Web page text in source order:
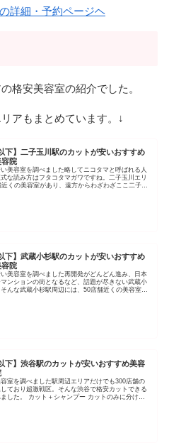
詳細・予約ページヘ
格安美容室の紹介でした。
アもまとめています。↓
下】二子玉川駅のカットが安いおすすめ
容院
美容室を調べました略してニコタマと呼ばれる人
な読み方はフタコタマガワですね。二子玉川エリ
近くの美容室があり、遠方からわざわざここ二子玉
下】武蔵小杉駅のカットが安いおすすめ
容院
美容室を調べました再開発がどんどん進み、日本
ンションの街となるなど、話題が尽きない武蔵小
んな武蔵小杉駅周辺には、50店舗近くの美容室が
下】渋谷駅のカットが安いおすすめ美容
室を調べました駅周辺エリアだけでも300店舗の
ており超激戦区。そんな渋谷で格安カットできる
した。 カット＋シャンプー カットのみに分け